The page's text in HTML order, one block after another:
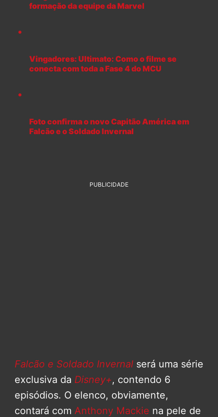
formação da equipe da Marvel
Vingadores: Ultimato: Como o filme se
conecta com toda a Fase 4 do MCU
Foto confirma o novo Capitão América em
Falcão e o Soldado Invernal
PUBLICIDADE
Falcão e Soldado Invernal será uma série
exclusiva da Disney+, contendo 6
episódios. O elenco, obviamente,
contará com Anthony Mackie na pele de